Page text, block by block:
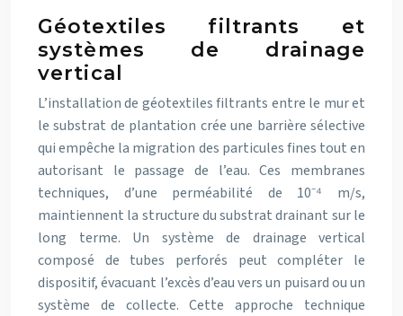
Géotextiles filtrants et
systèmes de drainage
vertical
L’installation de géotextiles filtrants entre le mur et
le substrat de plantation crée une barrière sélective
qui empêche la migration des particules fines tout en
autorisant le passage de l’eau. Ces membranes
techniques, d’une perméabilité de 10⁻⁴ m/s,
maintiennent la structure du substrat drainant sur le
long terme. Un système de drainage vertical
composé de tubes perforés peut compléter le
dispositif, évacuant l’excès d’eau vers un puisard ou un
système de collecte. Cette approche technique